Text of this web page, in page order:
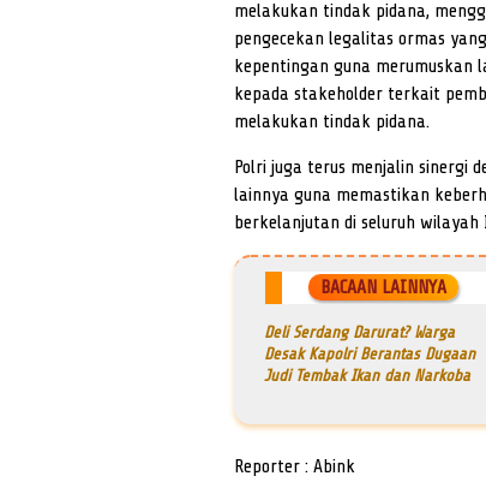
melakukan tindak pidana,
pengecekan legalitas ormas
kepentingan guna merumuskan
kepada stakeholder terkait
melakukan tindak pidana.
Polri juga terus menjalin sinergi
lainnya guna memastikan
berkelanjutan di seluruh wilayah
BACAAN LAINNYA
Deli Serdang Darurat? Warga
Desak Kapolri Berantas Dugaan
Judi Tembak Ikan dan Narkoba
Reporter : Abink